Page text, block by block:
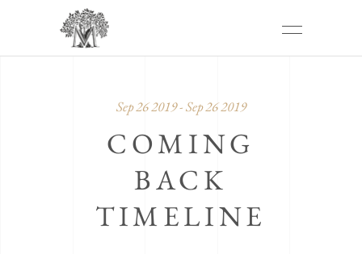
Sep 26 2019 - Sep 26 2019
COMING
BACK
TIMELINE